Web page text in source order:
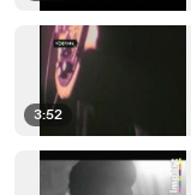
3:52